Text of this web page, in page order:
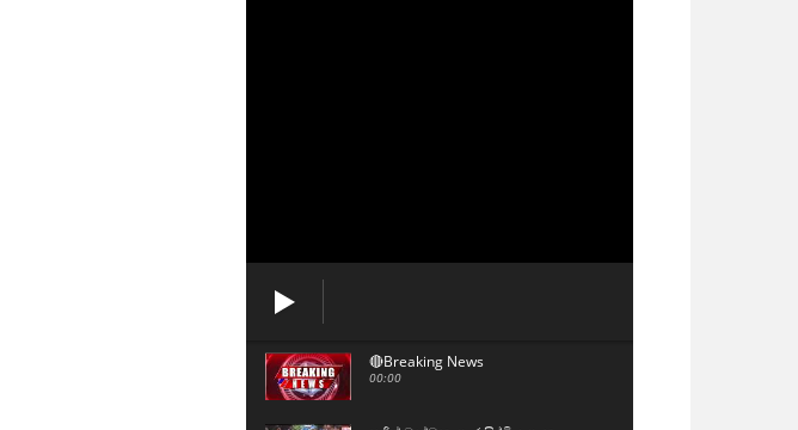
🔴Breaking News
00:00